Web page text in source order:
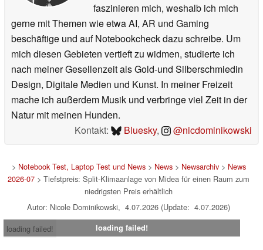
faszinieren mich, weshalb ich mich
gerne mit Themen wie etwa AI, AR und Gaming
beschäftige und auf Notebookcheck dazu schreibe. Um
mich diesen Gebieten vertieft zu widmen, studierte ich
nach meiner Gesellenzeit als Gold-und Silberschmiedin
Design, Digitale Medien und Kunst. In meiner Freizeit
mache ich außerdem Musik und verbringe viel Zeit in der
Natur mit meinen Hunden.
Kontakt:
Bluesky, @nicdominikowski
> Notebook Test, Laptop Test und News> News> Newsarchiv> News
2026-07 > Tiefstpreis: Split-Klimaanlage von Midea für einen Raum zum
niedrigsten Preis erhältlich
Autor: Nicole Dominikowski, 4.07.2026 (Update: 4.07.2026)
loading failed!
loading failed!